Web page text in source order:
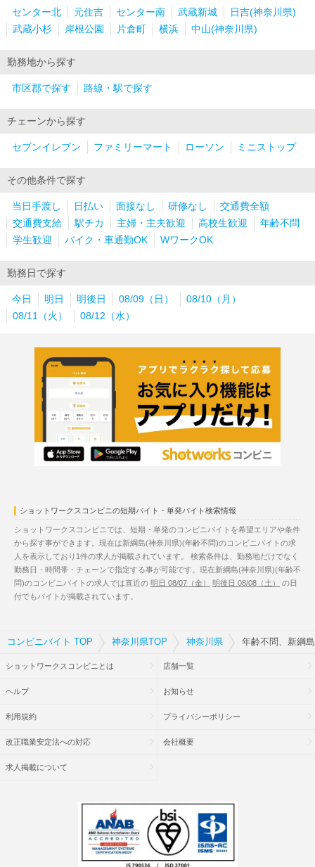
センター北 元住吉 センター南 武蔵新城
日吉(神奈川県)
武蔵小杉
岸根公園 片倉町 横浜 中山(神奈川県)
勤務地から探す
市区郡で探す 路線・駅で探す
チェーンから探す
セブンイレブン ファミリーマート ローソン ミニストップ
その他条件で探す
当日手渡し 日払い 面接なし 研修なし
交通費全額
交通費支給
駅チカ 主婦・主夫歓迎 高校生歓迎
年齢不問
学生歓迎
バイク・車通勤OK WワークOK
勤務日で探す
今日 明日 明後日 08/09（日）
08/10（月）
08/11（火）
08/12（水）
ショットワークスコンビニの短期バイト・単発バイト検索情報
ショットワークスコンビニでは、短期・単発のコンビニバイトを希望エリアや条件
から探す事ができます。現在は新綱島(神奈川県)(年齢不問)のコンビニバイトの求
人を表示しており1件の求人が掲載されています。 検索条件は、勤務地だけでなく
勤務日・時間帯・チェーンで指定する事が可能です。現在新綱島(神奈川県)(年齢不
問)のコンビニバイトの求人では直近の 明日 08/07（金） 明後日 08/08（土）
の日
付でもバイトが掲載されています。
コンビニバイト TOP 神奈川県TOP 神奈川県 年齢不問、新綱
ショットワークスコンビニとは 店舗一覧
ヘルプ お知らせ
利用規約 プライバシーポリシー
改正職業安定法への対応 会社概要
求人掲載について